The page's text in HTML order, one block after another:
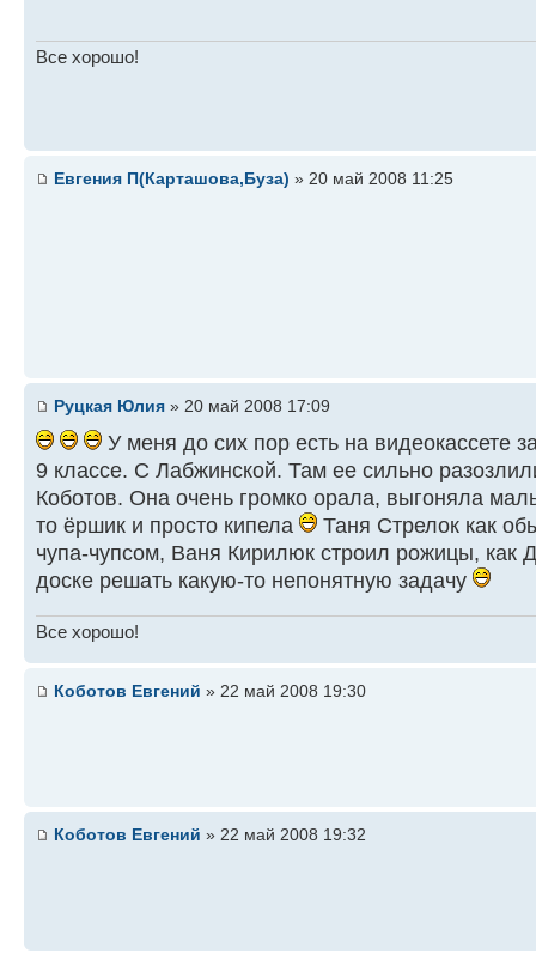
Все хорошо!
Евгения П(Карташова,Буза) » 20 май 2008 11:25
Руцкая Юлия » 20 май 2008 17:09
У меня до сих пор есть на видеокассете
9 классе. С Лабжинской. Там ее сильно
Коботов. Она очень громко орала, выгоняла
то ёршик и просто кипела
Таня Стрелок как
чупа-чупсом, Ваня Кирилюк строил рожицы, как
доске решать какую-то непонятную задачу
Все хорошо!
Коботов Евгений » 22 май 2008 19:30
Коботов Евгений » 22 май 2008 19:32